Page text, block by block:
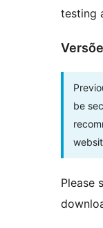
testing
be
Please